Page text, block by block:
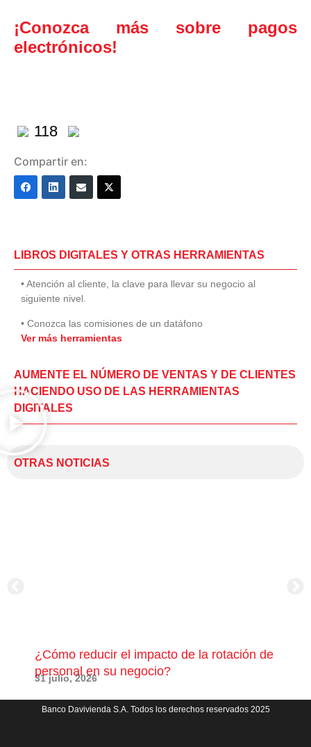
¡Conozca más sobre pagos
electrónicos!
118
Compartir en:
LIBROS DIGITALES Y OTRAS HERRAMIENTAS
• Atención al cliente, la clave para llevar su negocio al
siguiente nivel.
• Conozca las comisiones de un datáfono
Ver más herramientas
AUMENTE EL NÚMERO DE VENTAS Y DE CLIENTES
HACIENDO USO DE LAS HERRAMIENTAS
DIGITALES
OTRAS NOTICIAS
¿Cómo reducir el impacto de la rotación de
personal en su negocio?
31 julio, 2026
Banco Davivienda S.A. Todos los derechos reservados 2025